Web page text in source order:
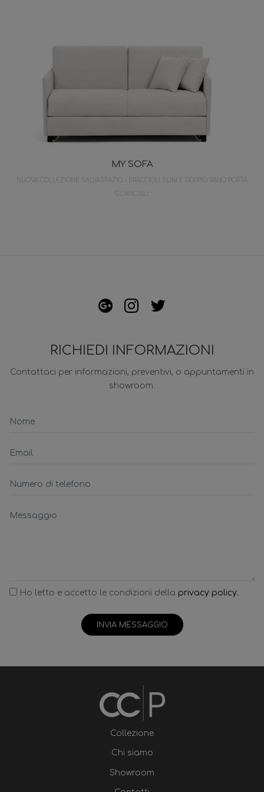
MY SOFA
NUOVA COLLEZIONE SALVASPAZIO - BRACCIOLI SLIM E DOPPIO VANO PORTA
GUANCIALI.
RICHIEDI INFORMAZIONI
Contattaci per informazioni, preventivi, o appuntamenti in
showroom.
Ho letto e accetto le condizioni della privacy policy.
INVIA MESSAGGIO
Collezione
Chi siamo
Showroom